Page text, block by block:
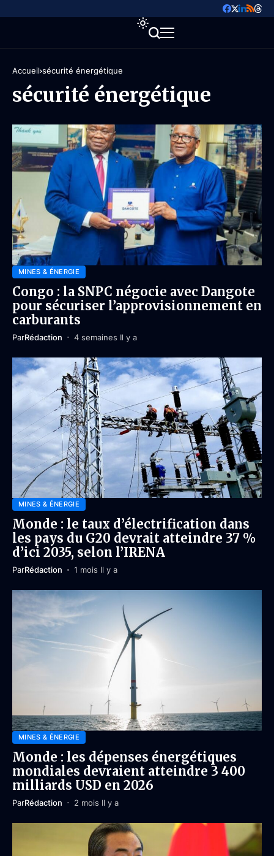
Accueil sécurité énergétique
sécurité énergétique
MINES & ÉNERGIE
Congo : la SNPC négocie avec Dangote
pour sécuriser l’approvisionnement en
carburants
ParRédaction 4 semaines Il y a
MINES & ÉNERGIE
Monde : le taux d’électrification dans
les pays du G20 devrait atteindre 37 %
d’ici 2035, selon l’IRENA
ParRédaction 1 mois Il y a
MINES & ÉNERGIE
Monde : les dépenses énergétiques
mondiales devraient atteindre 3 400
milliards USD en 2026
ParRédaction 2 mois Il y a